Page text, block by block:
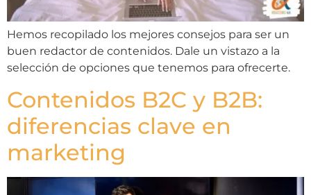
Hemos recopilado los mejores consejos para ser un
buen redactor de contenidos. Dale un vistazo a la
selección de opciones que tenemos para ofrecerte.
Contenidos B2C y B2B:
diferencias clave en
marketing